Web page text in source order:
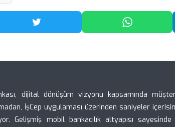
Twitter'da Paylaş
dijital dönüşüm vizyonu kapsamında
İşCep uygulaması üzerinden saniyeler
Gelişmiş mobil bankacılık altyapısı sayesinde